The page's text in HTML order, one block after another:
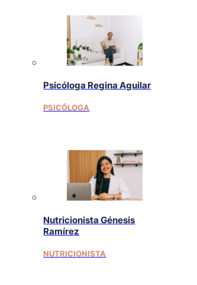
Psicóloga Regina Aguilar
PSICÓLOGA
Nutricionista Génesis
Ramírez
NUTRICIONISTA